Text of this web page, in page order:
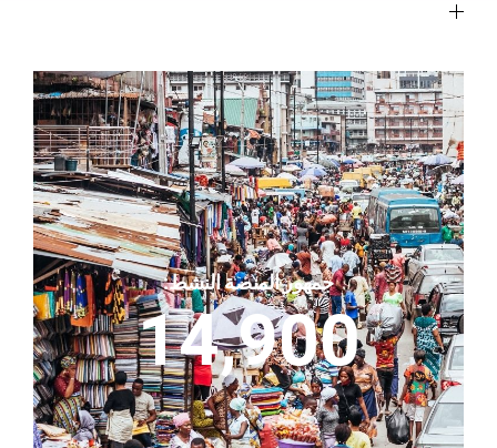
جمهور المنصة النشط:
14,900